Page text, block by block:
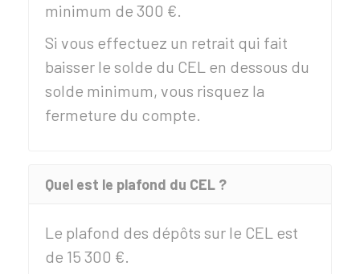
minimum de 300 €.
Si vous effectuez un retrait qui fait
baisser le solde du CEL en dessous du
solde minimum, vous risquez la
fermeture du compte.
Quel est le plafond du CEL ?
Le plafond des dépôts sur le CEL est
de 15 300 €.